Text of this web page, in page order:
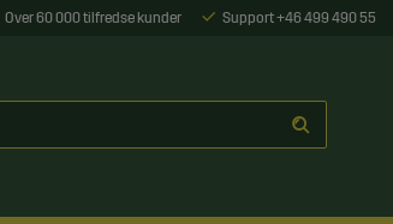
Over 60 000 tilfredse kunder Support +46 499 490 55